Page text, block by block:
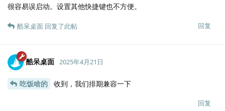
很容易误启动。设置其他快捷键也不方便。
回复
酷呆桌面 回复了此帖
酷呆桌面 2025年4月21日
吃饭啥的 收到，我们排期兼容一下
回复